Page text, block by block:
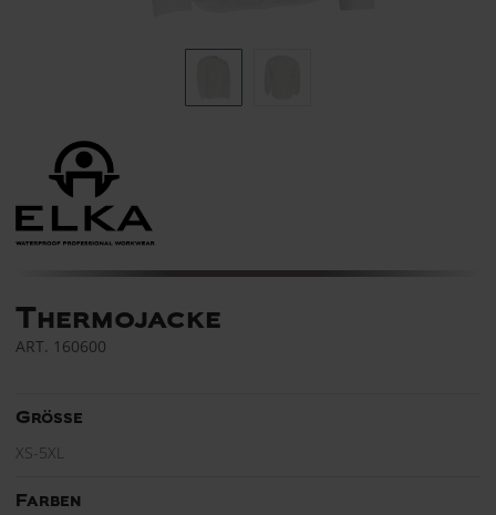
Thermojacke
ART. 160600
Grösse
XS-5XL
Farben